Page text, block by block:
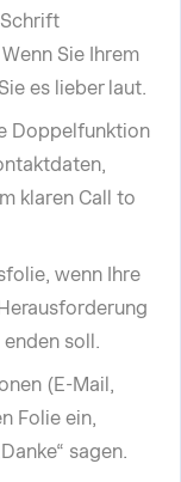
Schrift
Sie Ihrem
es lieber laut.
Doppelfunktion
klaren Call to
wenn Ihre
soll.
(E-Mail,
Folie ein,
sagen.